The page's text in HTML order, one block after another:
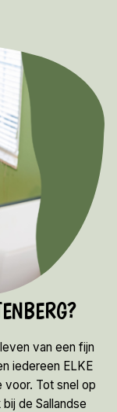
van een fijn
iedereen ELKE
voor. Tot snel op
de Sallandse